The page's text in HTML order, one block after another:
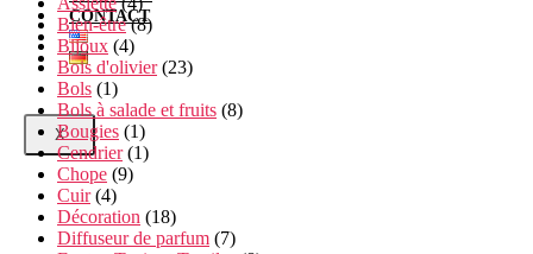
CONTACT
X
Bien-être (8)
Bijoux (4)
Bois d'olivier (23)
Bols (1)
Bols à salade et fruits (8)
Bougies (1)
Cendrier (1)
Chope (9)
Cuir (4)
Décoration (18)
Diffuseur de parfum (7)